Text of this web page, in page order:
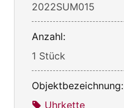
2022SUM015
Anzahl:
1 Stück
Objektbezeichnung:
Uhrkette